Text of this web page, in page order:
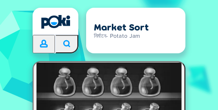
Market Sort
নির্মানে- Potato Jam